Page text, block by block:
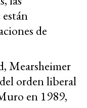
de
Mearsheimer
orden liberal
en 1989,